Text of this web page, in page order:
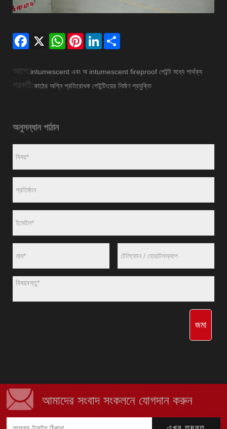
Facebook
X WhatsAppPinterestLinkedIn
intumescent এবং অ intumescent fireproof পেইন্ট মধ্যে পার্থক্য
কাঠের অগ্নি প্রতিরোধক পেইন্টিংয়ের নির্মাণ প্রযুক্তি
অনুসন্ধান পাঠান
জমা
আমাদের সংবাদ সংকলনে যোগদান করুন